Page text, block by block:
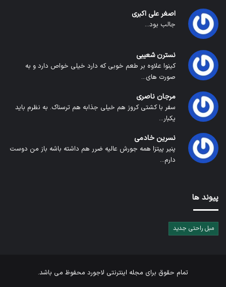
اصغر علی اکبری
جالب بود...
نسترن شعیبی
کینوا علاوه بر طعم خوبی که دارد خیلی خواص دارد و به
صورت های...
مرجان ناصری
سفر با کشتی کروز هم خیلی جذابه هم ترسناک. به نظرم باید
یکبار...
نسرین خادمی
پنیر پیتزا همه جورش عالیه ضرر هم داشته باشه باز من دوست
دارم...
پیوند ها
مبل راحتی جدید
تمام حقوق برای مجله اینترنتی لاجورد محفوظ می باشد.